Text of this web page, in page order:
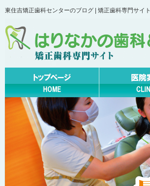
東住吉矯正歯科センターのブログ | 矯正歯科専門サイト